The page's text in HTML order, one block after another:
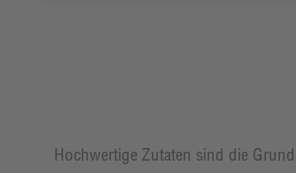
Hochwertige Zutaten sind die